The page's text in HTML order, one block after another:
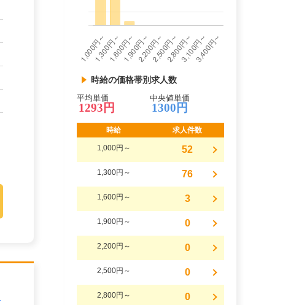
時給の価格帯別求人数
平均単価
1293円
中央値単価
1300円
時給 求人件数
1,000円～ 52
1,300円～ 76
1,600円～ 3
1,900円～ 0
2,200円～ 0
2,500円～ 0
2,800円～ 0